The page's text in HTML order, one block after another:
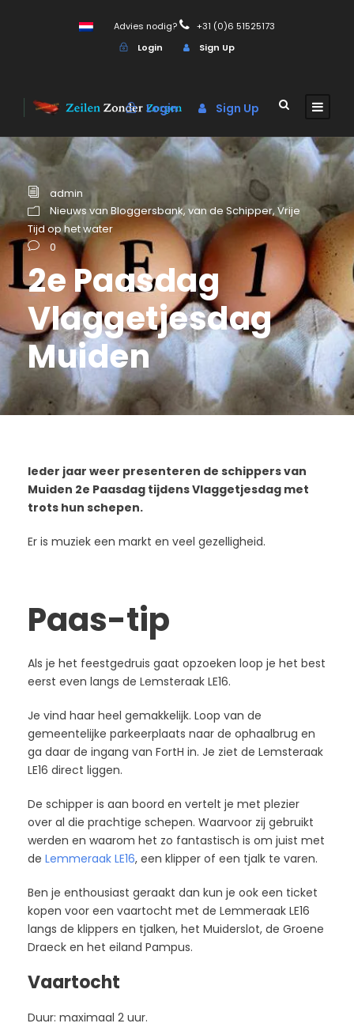
Advies nodig?
+31 (0)6 51525173
Login
Sign Up
Login Sign Up
admin
Nieuws van Bloggersbank, van de Schipper, Vrije
Tijd op het water
0
2e Paasdag
Vlaggetjesdag
Muiden
Ieder jaar weer presenteren de schippers van
Muiden 2e Paasdag tijdens Vlaggetjesdag met
trots hun schepen.
Er is muziek een markt en veel gezelligheid.
Paas-tip
Als je het feestgedruis gaat opzoeken loop je het best
eerst even langs de Lemsteraak LE16.
Je vind haar heel gemakkelijk. Loop van de
gemeentelijke parkeerplaats naar de ophaalbrug en
ga daar de ingang van FortH in. Je ziet de Lemsteraak
LE16 direct liggen.
De schipper is aan boord en vertelt je met plezier
over al die prachtige schepen. Waarvoor zij gebruikt
werden en waarom het zo fantastisch is om juist met
de Lemmeraak LE16, een klipper of een tjalk te varen.
Ben je enthousiast geraakt dan kun je ook een ticket
kopen voor een vaartocht met de Lemmeraak LE16
langs de klippers en tjalken, het Muiderslot, de Groene
Draeck en het eiland Pampus.
Vaartocht
Duur: maximaal 2 uur.